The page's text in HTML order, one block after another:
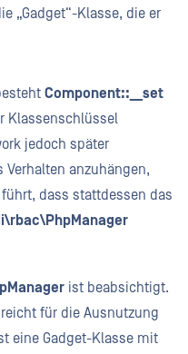
„Gadget“-Klasse, die er
Component::__set
Klassenschlüssel
jedoch später
Verhalten anzuhängen,
führt, dass stattdessen das
ist beabsichtigt.
für die Ausnutzung
eine Gadget-Klasse mit